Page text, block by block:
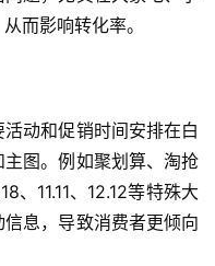
而影响转化率。
动和促销时间安排在白
图。例如聚划算、淘抢
、11.11、12.12等特殊大
息，导致消费者更倾向